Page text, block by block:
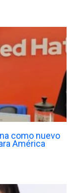
como nuevo
América